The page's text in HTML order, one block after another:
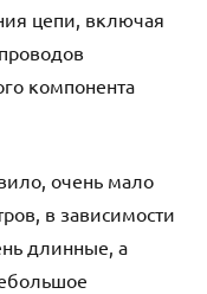
цепи, включая
компонента
очень мало
в зависимости
длинные, а